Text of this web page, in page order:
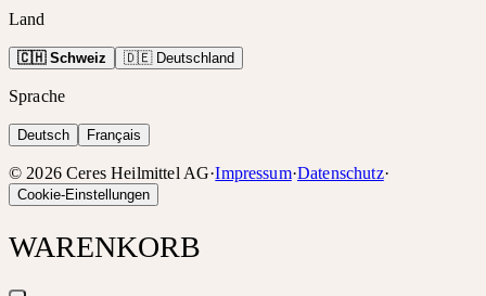
Land
🇨🇭 Schweiz 🇩🇪 Deutschland
Sprache
Deutsch Français
© 2026 Ceres Heilmittel AG·Impressum·Datenschutz·
Cookie-Einstellungen
WARENKORB